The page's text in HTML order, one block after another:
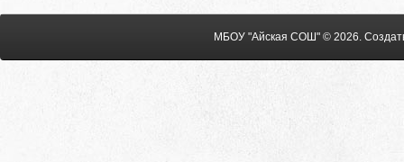
МБОУ "Айская СОШ" © 2026.